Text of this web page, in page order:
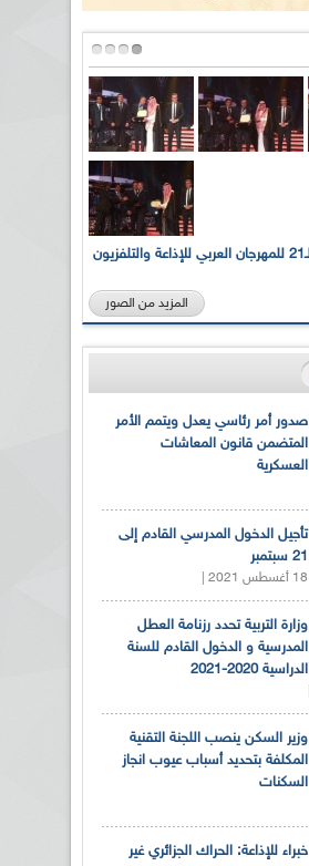
بالصور... الدورة الـ21 للمهرجان العربي للإذاعة والتلفزيون
المزيد من الصور
صدور أمر رئاسي يعدل ويتمم الأمر
المتضمن قانون المعاشات
العسكرية
تأجيل الدخول المدرسي القادم إلى
21 سبتمبر
18 أغسطس 2021 |
وزارة التربية تحدد رزنامة العطل
المدرسية و الدخول القادم للسنة
الدراسية 2020-2021
وزير السكن ينصب اللجنة التقنية
المكلفة بتحديد أسباب عيوب انجاز
السكنات
خبراء للإذاعة: الحراك الجزائري غير